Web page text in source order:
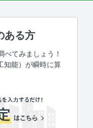
ある方
べてみましょう！
知能）が瞬時に算